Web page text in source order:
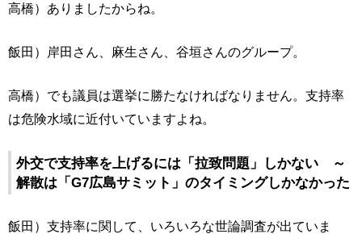
高橋）ありましたからね。
飯田）岸田さん、麻生さん、谷垣さんのグループ。
高橋）でも議員は選挙に勝たなければなりません。支持率
は危険水域に近付いていますよね。
外交で支持率を上げるには「拉致問題」しかない ～
解散は「G7広島サミット」のタイミングしかなかった
飯田）支持率に関して、いろいろな世論調査が出ていま